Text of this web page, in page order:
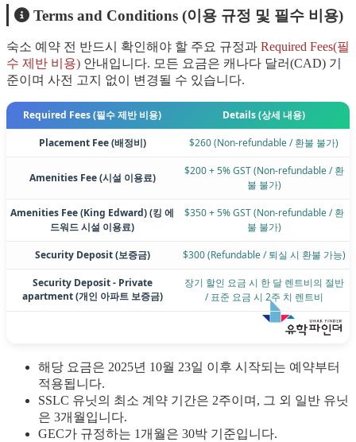
Terms and Conditions (이용 규정 및 필수 비용)
숙소 예약 전 반드시 확인해야 할 주요 규정과 Required Fees(필
수 제반 비용) 안내입니다. 모든 요금은 캐나다 달러(CAD) 기
준이며 사전 고지 없이 변경될 수 있습니다.
Required Fees (필수 제반 비용) Details (상세 내용)
Placement Fee (배정비) $260 (Non-refundable / 환불 불가)
Amenities Fee (시설 이용료)
$200 + 5% GST (Non-refundable / 환
불 불가)
Amenities Fee (King Edward) (킹 에
드워드 시설 이용료)
$350 + 5% GST (Non-refundable / 환
불 불가)
Security Deposit (보증금) $300 (Refundable / 퇴실 시 환불 가능)
Security Deposit - Private
apartment (개인 아파트 보증금)
장기 할인 요금 시 한 달 렌트비의 절반
/ 표준 요금 시 2주 치 렌트비
해당 요금은 2025년 10월 23일 이후 시작되는 예약부터
적용됩니다.
SSLC 유닛의 최소 계약 기간은 2주이며, 그 외 일반 유닛
은 3개월입니다.
GEC가 규정하는 1개월은 30박 기준입니다.